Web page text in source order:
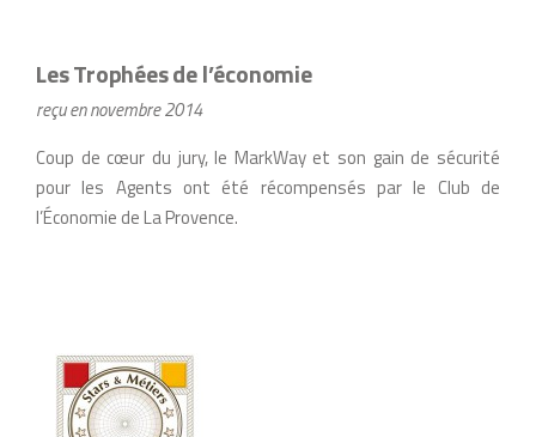
Les Trophées de l’économie
reçu en novembre 2014
Coup de cœur du jury, le MarkWay et son gain de sécurité
pour les Agents ont été récompensés par le Club de
l’Économie de La Provence.